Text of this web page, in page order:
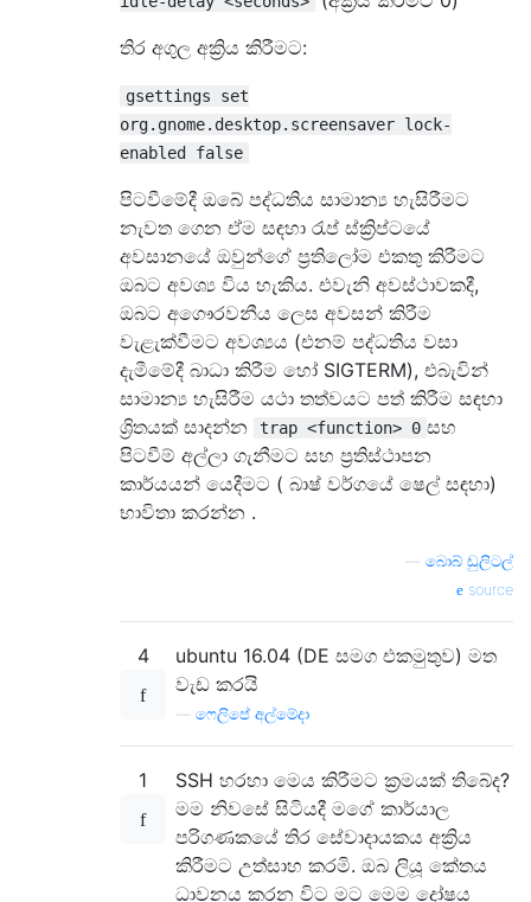
තිර අගුල අක්‍රිය කිරීමට:
gsettings set
org.gnome.desktop.screensaver lock-
enabled false
පිටවීමේදී ඔබේ පද්ධතිය සාමාන්‍ය හැසිරීමට
නැවත ගෙන ඒම සඳහා රැප් ස්ක්‍රිප්ටයේ
අවසානයේ ඔවුන්ගේ ප්‍රතිලෝම එකතු කිරීමට
ඔබට අවශ්‍ය විය හැකිය. එවැනි අවස්ථාවකදී,
ඔබට අගෞරවනීය ලෙස අවසන් කිරීම
වැළැක්වීමට අවශ්‍යය (එනම් පද්ධතිය වසා
දැමීමේදී බාධා කිරීම හෝ SIGTERM), එබැවින්
සාමාන්‍ය හැසිරීම යථා තත්වයට පත් කිරීම සඳහා
ශ්‍රිතයක් සාදන්න
trap <function> 0 සහ
පිටවීම් අල්ලා ගැනීමට සහ ප්‍රතිස්ථාපන
කාර්යයන් යෙදීමට ( බාෂ් වර්ගයේ ෂෙල් සඳහා)
භාවිතා කරන්න .
බොබ් ඩුලිටල්
source
4
ubuntu 16.04 (DE සමග එකමුතුව) මත
වැඩ කරයි
ෆෙලිපේ අල්මේදා
1
SSH හරහා මෙය කිරීමට ක්‍රමයක් තිබේද?
මම නිවසේ සිටියදී මගේ කාර්යාල
පරිගණකයේ තිර සේවාදායකය අක්‍රිය
කිරීමට උත්සාහ කරමි. ඔබ ලියූ කේතය
ධාවනය කරන විට මට මෙම දෝෂය